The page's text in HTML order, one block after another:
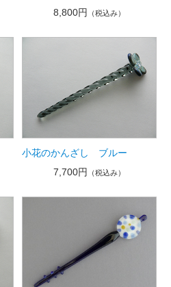
8,800円
（税込み）
小花のかんざし ブルー
7,700円
（税込み）